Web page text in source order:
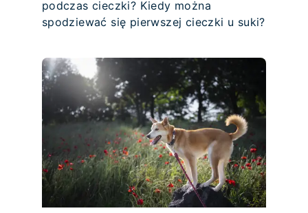
podczas cieczki? Kiedy można
spodziewać się pierwszej cieczki u suki?